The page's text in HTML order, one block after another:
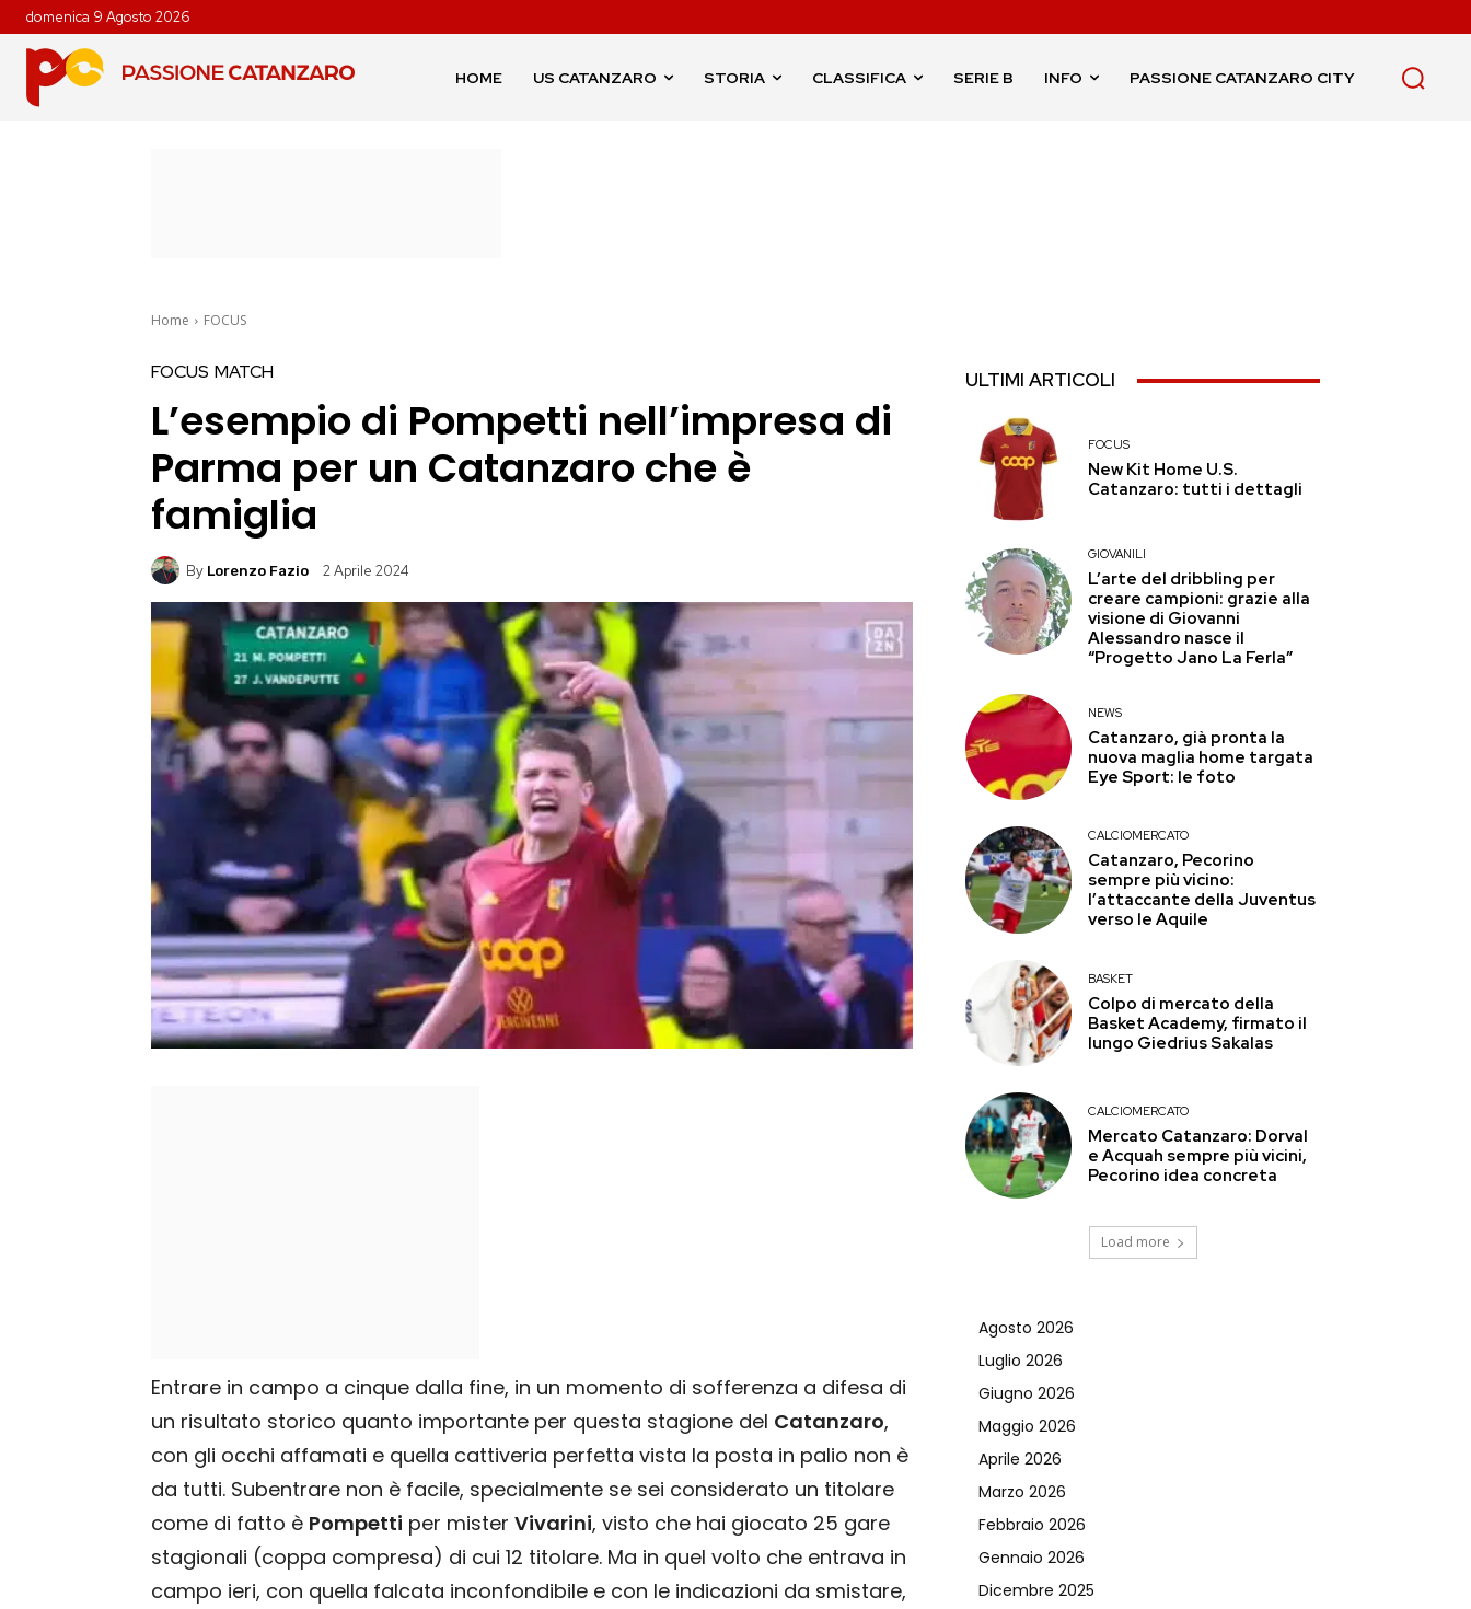
domenica 9 Agosto 2026
HOME US CATANZARO STORIA CLASSIFICA SERIE B INFO PASSIONE CATANZARO CITY
Home FOCUS
FOCUS MATCH
L’esempio di Pompetti nell’impresa di
Parma per un Catanzaro che è
famiglia
By Lorenzo Fazio 2 Aprile 2024
Entrare in campo a cinque dalla fine, in un momento di sofferenza a difesa di
un risultato storico quanto importante per questa stagione del Catanzaro,
con gli occhi affamati e quella cattiveria perfetta vista la posta in palio non è
da tutti. Subentrare non è facile, specialmente se sei considerato un titolare
come di fatto è Pompetti per mister Vivarini, visto che hai giocato 25 gare
stagionali (coppa compresa) di cui 12 titolare. Ma in quel volto che entrava in
campo ieri, con quella falcata inconfondibile e con le indicazioni da smistare,
ULTIMI ARTICOLI
FOCUS
New Kit Home U.S.
Catanzaro: tutti i dettagli
GIOVANILI
L’arte del dribbling per
creare campioni: grazie alla
visione di Giovanni
Alessandro nasce il
“Progetto Jano La Ferla”
NEWS
Catanzaro, già pronta la
nuova maglia home targata
Eye Sport: le foto
CALCIOMERCATO
Catanzaro, Pecorino
sempre più vicino:
l’attaccante della Juventus
verso le Aquile
BASKET
Colpo di mercato della
Basket Academy, firmato il
lungo Giedrius Sakalas
CALCIOMERCATO
Mercato Catanzaro: Dorval
e Acquah sempre più vicini,
Pecorino idea concreta
Load more
Agosto 2026
Luglio 2026
Giugno 2026
Maggio 2026
Aprile 2026
Marzo 2026
Febbraio 2026
Gennaio 2026
Dicembre 2025